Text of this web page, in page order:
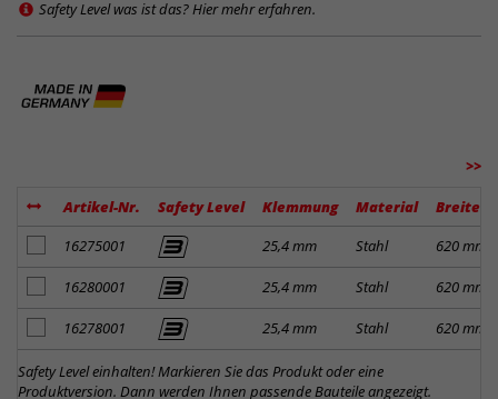
Safety Level was ist das? Hier mehr erfahren.
>>
Artikel-Nr. Safety Level Klemmung Material
Breite
Artikel zum Merkzettel hinzufügen
16275001 25,4 mm Stahl 620 mm
Artikel zum Merkzettel hinzufügen
16280001 25,4 mm Stahl 620 mm
Artikel zum Merkzettel hinzufügen
16278001 25,4 mm Stahl 620 mm
Safety Level einhalten! Markieren Sie das Produkt oder eine
Produktversion. Dann werden Ihnen passende Bauteile angezeigt.